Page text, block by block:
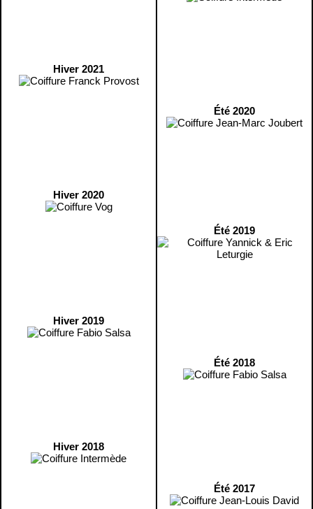
Hiver 2021
Hiver 2020
Hiver 2019
Hiver 2018
Été 2020
Été 2019
Été 2018
Été 2017